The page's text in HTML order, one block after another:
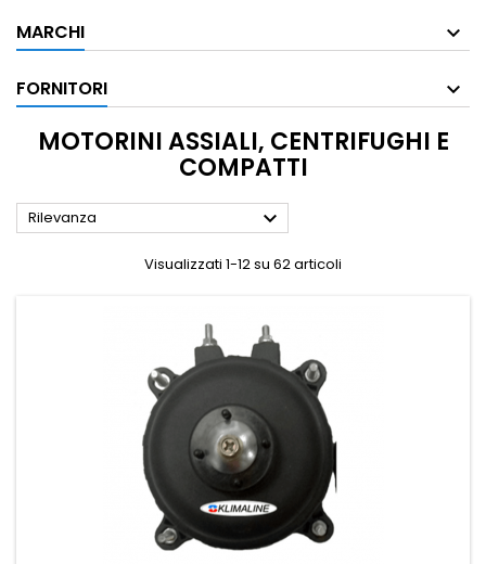
MARCHI
FORNITORI
MOTORINI ASSIALI, CENTRIFUGHI E
COMPATTI
Rilevanza 
Visualizzati 1-12 su 62 articoli